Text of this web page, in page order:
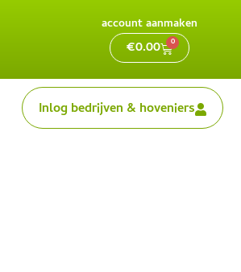
account aanmaken
€0.00 0
Inlog bedrijven & hoveniers